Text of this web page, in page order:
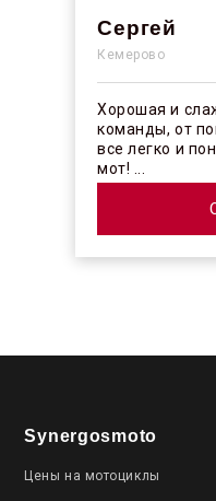
Сергей
Кемерово
Хорошая и
команды, от
все легко и
мот! ...
Synergosmoto
Цены на мотоциклы